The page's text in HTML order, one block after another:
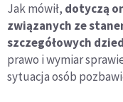
Jak mówił, dotyczą
związanych ze
szczegółowych
prawo i wymiar
sytuacja osób